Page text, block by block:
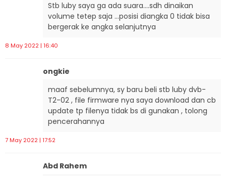
Stb luby saya ga ada suara….sdh dinaikan
volume tetep saja …posisi diangka 0 tidak bisa
bergerak ke angka selanjutnya
8 May 2022 | 16:40
ongkie
maaf sebelumnya, sy baru beli stb luby dvb-
T2-02 , file firmware nya saya download dan cb
update tp filenya tidak bs di gunakan , tolong
pencerahannya
7 May 2022 | 17:52
Abd Rahem